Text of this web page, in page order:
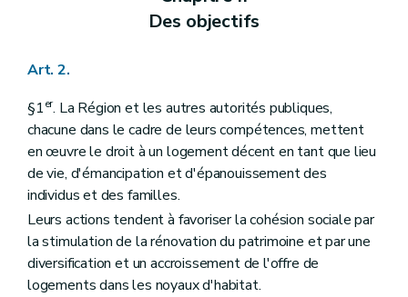
Des objectifs
Art. 2.
§1er. La Région et les autres autorités publiques,
chacune dans le cadre de leurs compétences, mettent
en œuvre le droit à un logement décent en tant que lieu
de vie, d'émancipation et d'épanouissement des
individus et des familles.
Leurs actions tendent à favoriser la cohésion sociale par
la stimulation de la rénovation du patrimoine et par une
diversification et un accroissement de l'offre de
logements dans les noyaux d'habitat.